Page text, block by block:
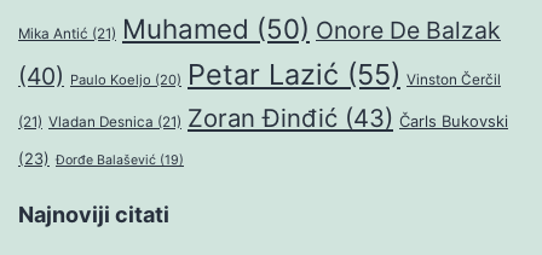
Mika Antić (21) Muhamed (50) Onore De Balzak
(40) Paulo Koeljo (20) Petar Lazić (55) Vinston Čerčil
(21) Vladan Desnica (21) Zoran Đinđić (43) Čarls Bukovski
(23) Đorđe Balašević (19)
Najnoviji citati